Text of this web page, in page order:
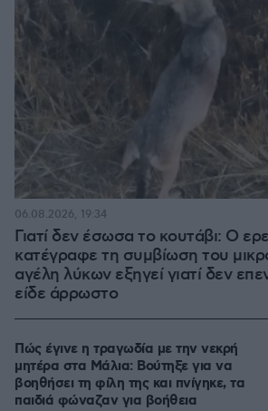
Γιατί δεν έσωσα το κουτάβι: Ο
κατέγραφε τη συμβίωση του
αγέλη λύκων εξηγεί γιατί δεν
είδε άρρωστο
06.08.2026, 19:34
Πώς έγινε η τραγωδία με την νεκρή
μητέρα στα Μάλια: Βούτηξε για να
βοηθήσει τη φίλη της και πνίγηκε, τα
παιδιά φώναζαν για βοήθεια